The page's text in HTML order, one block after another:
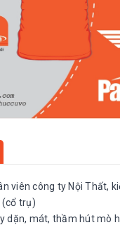
viên công ty Nội Thất,
(cổ trụ)
dặn, mát, thầm hút mò